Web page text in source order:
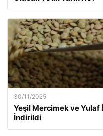
30/11/2025
Yeşil Mercimek ve Yulaf
İndirildi